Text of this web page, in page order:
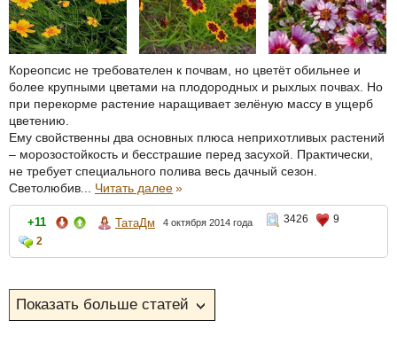
Кореопсис не требователен к почвам, но цветёт обильнее и
более крупными цветами на плодородных и рыхлых почвах. Но
при перекорме растение наращивает зелёную массу в ущерб
цветению.
Ему свойственны два основных плюса неприхотливых растений
– морозостойкость и бесстрашие перед засухой. Практически,
не требует специального полива весь дачный сезон.
Светолюбив... Читать далее»
+11 ТатаДм 4 октября 2014 года 3426
9
2